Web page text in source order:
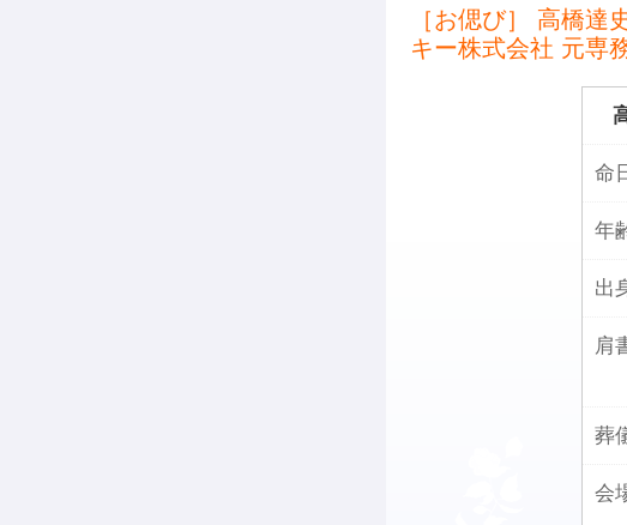
［お偲び］ 高橋達
キー株式会社 元専務
命
年
出
肩
葬
会